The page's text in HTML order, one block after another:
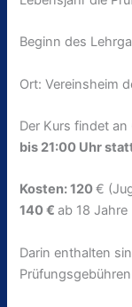
Beginn des
Ort: Vereinsheim
Der Kurs findet
bis 21:00 Uhr
Kosten: 120€
140 €ab 18 Jahre
Darin enthalten